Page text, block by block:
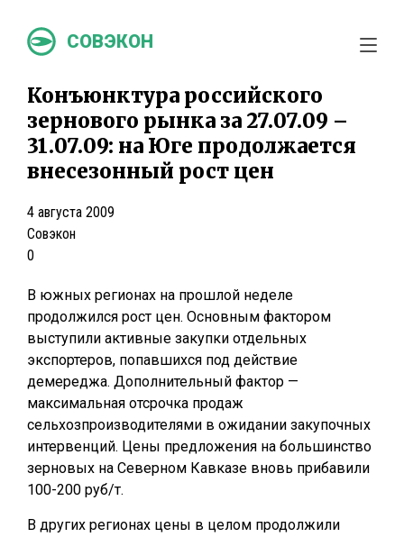
СОВЭКОН
Конъюнктура российского
зернового рынка за 27.07.09 –
31.07.09: на Юге продолжается
внесезонный рост цен
4 августа 2009
Совэкон
0
В южных регионах на прошлой неделе
продолжился рост цен. Основным фактором
выступили активные закупки отдельных
экспортеров, попавшихся под действие
демереджа. Дополнительный фактор —
максимальная отсрочка продаж
сельхозпроизводителями в ожидании закупочных
интервенций. Цены предложения на большинство
зерновых на Северном Кавказе вновь прибавили
100-200 руб/т.
В других регионах цены в целом продолжили